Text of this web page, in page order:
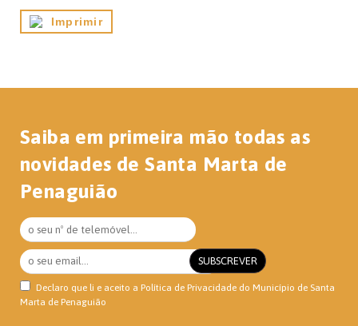
Imprimir
Saiba em primeira mão todas as
novidades de Santa Marta de
Penaguião
Declaro que li e aceito a Política de Privacidade do Município de Santa
Marta de Penaguião